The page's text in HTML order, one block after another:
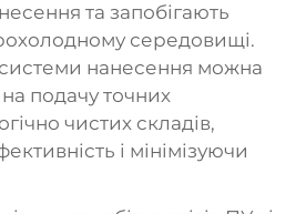
та запобігають
середовищі.
нанесення можна
подачу точних
чистих складів,
і мінімізуючи